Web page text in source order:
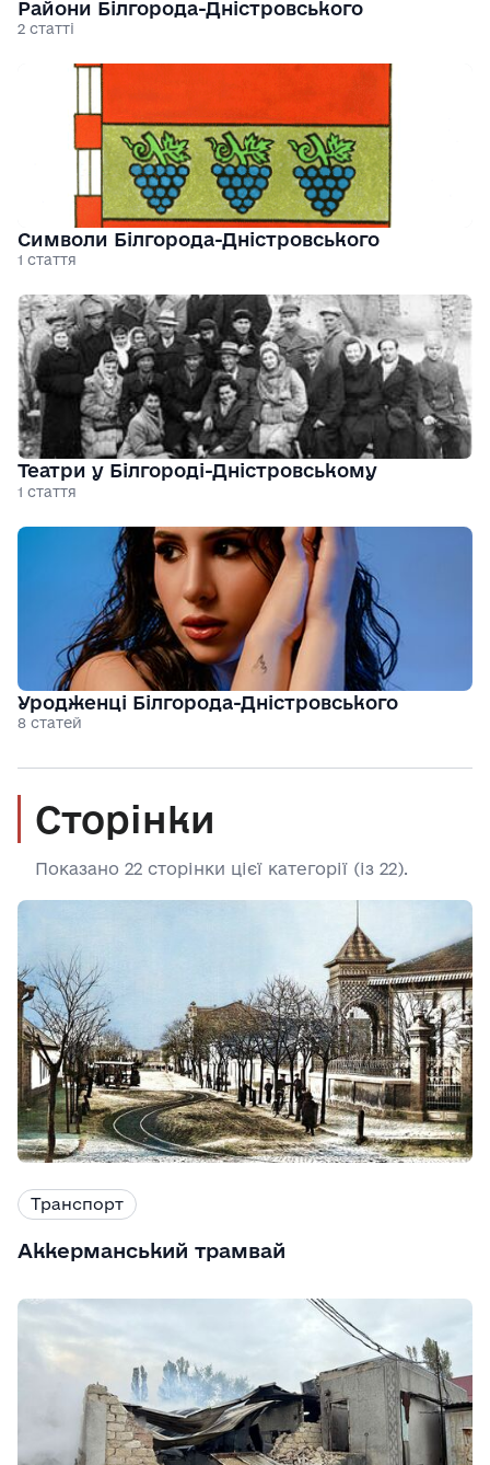
Райони Білгорода-Дністровського
2 статті
Символи Білгорода-Дністровського
1 стаття
Театри у Білгороді-Дністровському
1 стаття
Уродженці Білгорода-Дністровського
8 статей
Сторінки
Показано 22 сторінки цієї категорії (із 22).
Транспорт
Аккерманський трамвай